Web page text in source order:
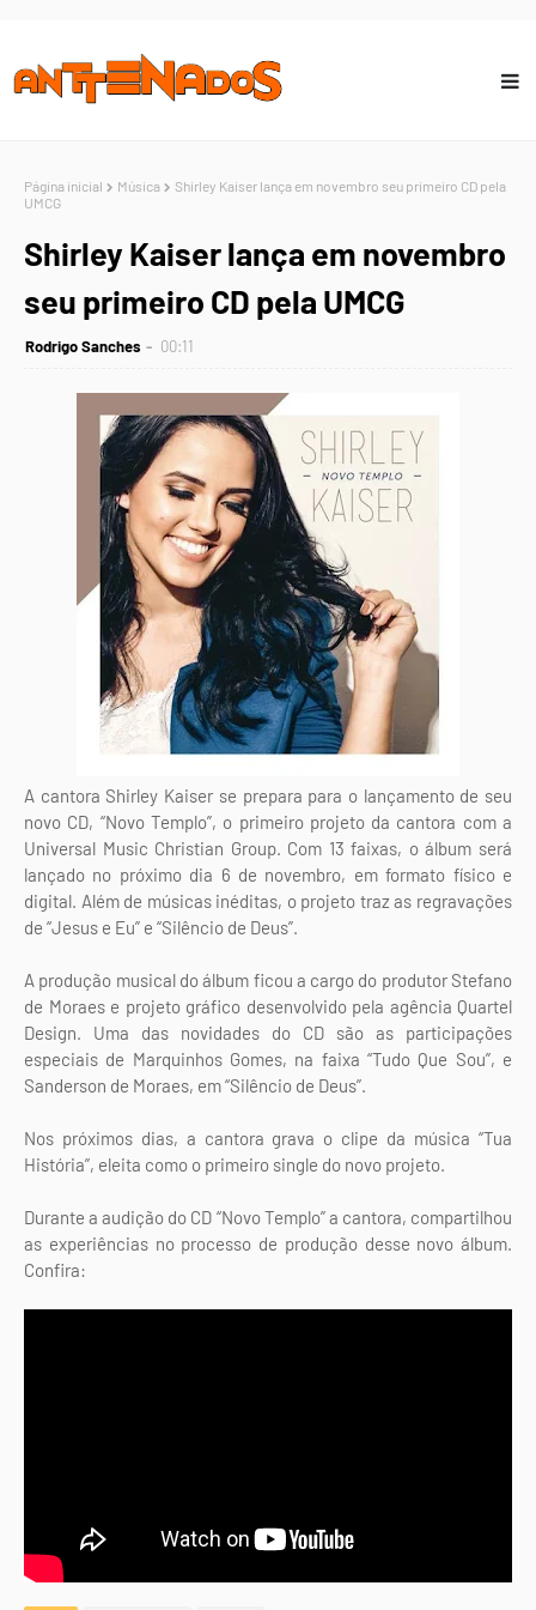
Página inicial Música
Shirley Kaiser lança em novembro seu primeiro CD pela
UMCG
Shirley Kaiser lança em novembro
seu primeiro CD pela UMCG
Rodrigo Sanches 00:11
A cantora Shirley Kaiser se prepara para o lançamento de seu
novo CD, “Novo Templo”, o primeiro projeto da cantora com a
Universal Music Christian Group. Com 13 faixas, o álbum será
lançado no próximo dia 6 de novembro, em formato físico e
digital. Além de músicas inéditas, o projeto traz as regravações
de “Jesus e Eu” e “Silêncio de Deus”.
A produção musical do álbum ficou a cargo do produtor Stefano
de Moraes e projeto gráfico desenvolvido pela agência Quartel
Design. Uma das novidades do CD são as participações
especiais de Marquinhos Gomes, na faixa “Tudo Que Sou”, e
Sanderson de Moraes, em “Silêncio de Deus”.
Nos próximos dias, a cantora grava o clipe da música “Tua
História”, eleita como o primeiro single do novo projeto.
Durante a audição do CD “Novo Templo” a cantora, compartilhou
as experiências no processo de produção desse novo álbum.
Confira: